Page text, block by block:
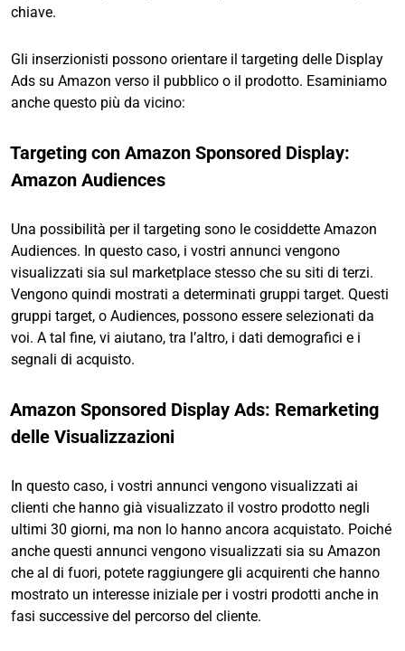
chiave.
Gli inserzionisti possono orientare il targeting delle Display
Ads su Amazon verso il pubblico o il prodotto. Esaminiamo
anche questo più da vicino:
Targeting con Amazon Sponsored Display:
Amazon Audiences
Una possibilità per il targeting sono le cosiddette Amazon
Audiences. In questo caso, i vostri annunci vengono
visualizzati sia sul marketplace stesso che su siti di terzi.
Vengono quindi mostrati a determinati gruppi target. Questi
gruppi target, o Audiences, possono essere selezionati da
voi. A tal fine, vi aiutano, tra l’altro, i dati demografici e i
segnali di acquisto.
Amazon Sponsored Display Ads: Remarketing
delle Visualizzazioni
In questo caso, i vostri annunci vengono visualizzati ai
clienti che hanno già visualizzato il vostro prodotto negli
ultimi 30 giorni, ma non lo hanno ancora acquistato. Poiché
anche questi annunci vengono visualizzati sia su Amazon
che al di fuori, potete raggiungere gli acquirenti che hanno
mostrato un interesse iniziale per i vostri prodotti anche in
fasi successive del percorso del cliente.